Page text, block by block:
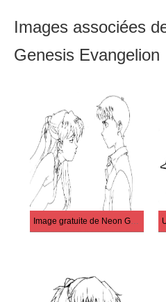
Images associées
Genesis Evangelion
Image gratuite de Neon Genesis Evangelion